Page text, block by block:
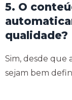
5. O
qualidade?
Sim, desde que
sejam bem